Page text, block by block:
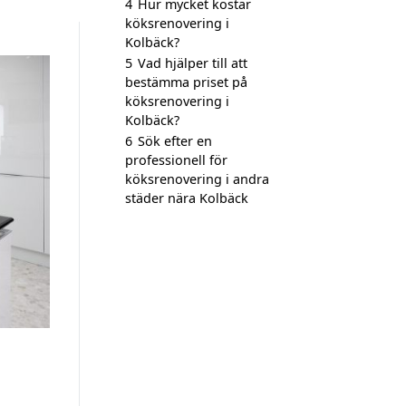
4 Hur mycket kostar
köksrenovering i
Kolbäck?
5 Vad hjälper till att
bestämma priset på
köksrenovering i
Kolbäck?
6 Sök efter en
professionell för
köksrenovering i andra
städer nära Kolbäck